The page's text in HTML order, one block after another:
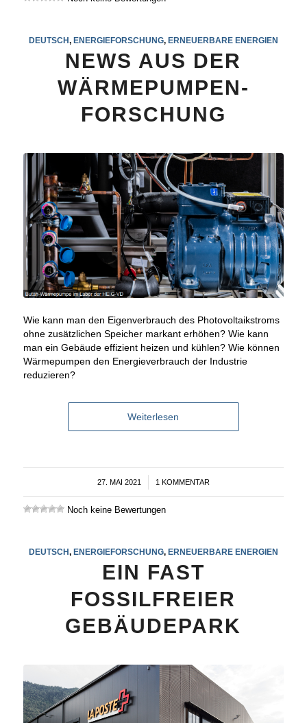
DEUTSCH, ENERGIEFORSCHUNG, ERNEUERBARE ENERGIEN
NEWS AUS DER
WÄRMEPUMPEN-
FORSCHUNG
Wie kann man den Eigenverbrauch des Photovoltaikstroms
ohne zusätzlichen Speicher markant erhöhen? Wie kann
man ein Gebäude effizient heizen und kühlen? Wie können
Wärmepumpen den Energieverbrauch der Industrie
reduzieren?
Weiterlesen
27. MAI 2021
/ 1 KOMMENTAR
Noch keine Bewertungen
DEUTSCH, ENERGIEFORSCHUNG, ERNEUERBARE ENERGIEN
EIN FAST
FOSSILFREIER
GEBÄUDEPARK